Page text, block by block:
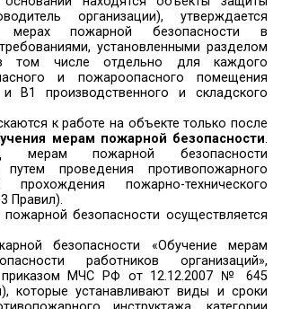
организаций
руководство системой
в пределах своей
объектахи несут
за соблюдение
4 «Правил
утвержденных
РФ от 25.04.2012 № 390 (далее
организации назначает лицо,
безопасность, которое
требований пожарной
числе:
направленные на
каждого объекта